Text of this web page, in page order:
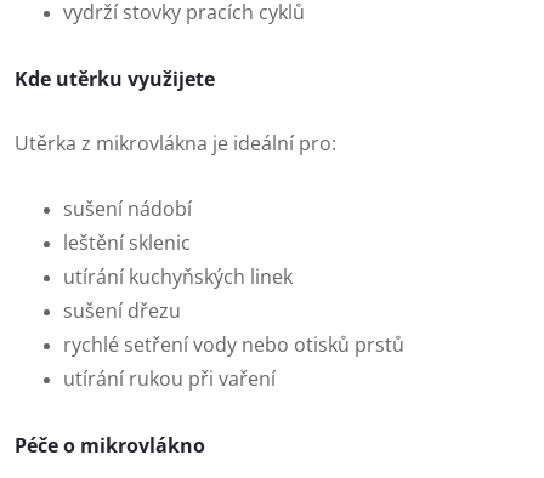
vydrží stovky pracích cyklů
Kde utěrku využijete
Utěrka z mikrovlákna je ideální pro:
sušení nádobí
leštění sklenic
utírání kuchyňských linek
sušení dřezu
rychlé setření vody nebo otisků prstů
utírání rukou při vaření
Péče o mikrovlákno